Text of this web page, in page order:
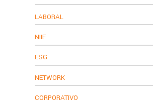
LABORAL
NIIF
ESG
NETWORK
CORPORATIVO